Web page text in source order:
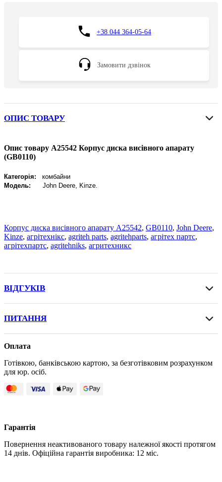
+38 044 364-05-64
Замовити дзвінок
ОПИС ТОВАРУ
Опис товару A25542 Корпус диска висівного апарату
(GB0110)
Категорія:
комбайни
Модель: John Deere, Kinze.
Корпус диска висівного апарату A25542, GB0110, John Deere,
Kinze, агрітехнікс, agriteh parts, agritehparts, агрітех партс,
агрітехпартс, agritehniks, агритехникс
ВІДГУКІВ
ПИТАННЯ
Оплата
Готівкою, банківською картою, за безготівковим розрахунком
для юр. осіб.
Гарантія
Повернення неактивованого товару належної якості протягом
14 днів. Офіційна гарантія виробника: 12 міс.